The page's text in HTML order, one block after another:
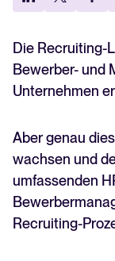
7
Ist das
für Ihr
FAQ
Die Recruiting-
Bewerber- und
Unternehmen
Aber genau
wachsen und
umfassenden
Recruiting-